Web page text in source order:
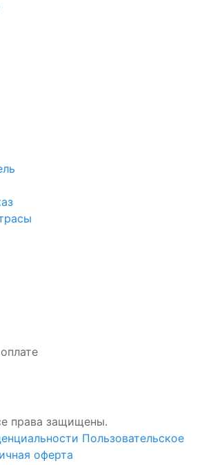
права защищены.
Пользовательское
оферта